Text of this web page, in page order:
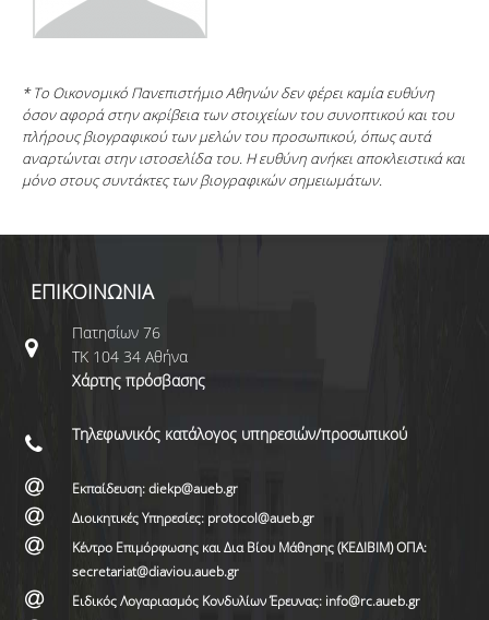
* Το Οικονομικό Πανεπιστήμιο Αθηνών δεν φέρει καμία ευθύνη
όσον αφορά στην ακρίβεια των στοιχείων του συνοπτικού και του
πλήρους βιογραφικού των μελών του προσωπικού, όπως αυτά
αναρτώνται στην ιστοσελίδα του. Η ευθύνη ανήκει αποκλειστικά και
μόνο στους συντάκτες των βιογραφικών σημειωμάτων.
ΕΠΙΚΟΙΝΩΝΙΑ
Πατησίων 76
ΤΚ 104 34 Αθήνα
Χάρτης πρόσβασης
Τηλεφωνικός κατάλογος υπηρεσιών/προσωπικού
Εκπαίδευση: diekp@aueb.gr
Διοικητικές Υπηρεσίες: protocol@aueb.gr
Κέντρο Επιμόρφωσης και Δια Βίου Μάθησης (ΚΕΔΙΒΙΜ) ΟΠΑ:
secretariat@diaviou.aueb.gr
Ειδικός Λογαριασμός Κονδυλίων Έρευνας: info@rc.aueb.gr